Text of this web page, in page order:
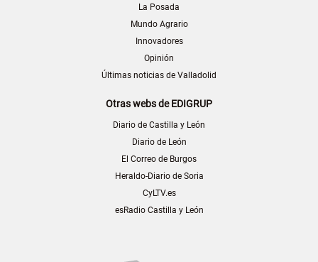
La Posada
Mundo Agrario
Innovadores
Opinión
Últimas noticias de Valladolid
Otras webs de EDIGRUP
Diario de Castilla y León
Diario de León
El Correo de Burgos
Heraldo-Diario de Soria
CyLTV.es
esRadio Castilla y León